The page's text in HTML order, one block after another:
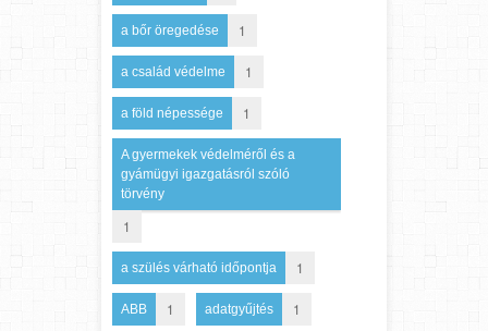
a bőr öregedése 1
a család védelme 1
a föld népessége 1
A gyermekek védelméről és a
gyámügyi igazgatásról szóló
törvény
1
a szülés várható időpontja 1
ABB 1 adatgyűjtés 1